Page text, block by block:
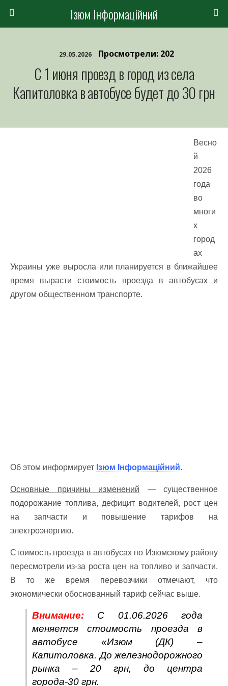
Ізюм Інформаційний
29.05.2026 Просмотрели: 202
С 1 июня проезд в город из села
Капитоловка в автобусе будет до 30 грн
Весно
й
2026
года
во
многи
х
город
ах
Украины уже выросла или планируется в ближайшее
время вырасти стоимость проезда в автобусах и
другом общественном транспорте.
Об этом информирует Ізюм Інформаційний.
Основные причины изменений — существенное
подорожание топлива, дефицит водителей, рост цен
на запчасти и повышение тарифов на
электроэнергию.
Стоимость проезда в автобусах по Изюмскому району
пересмотрели из-за роста цен на топливо и запчасти.
В то же время перевозчики отмечают, что
экономически обоснованный тариф сейчас выше.
Внимание: С 01.06.2026 года
меняется стоимость проезда в
автобусе «Изюм (ДК) –
Капитоловка. До железнодорожного
рынка – 20 грн, до центра
города-30 грн.